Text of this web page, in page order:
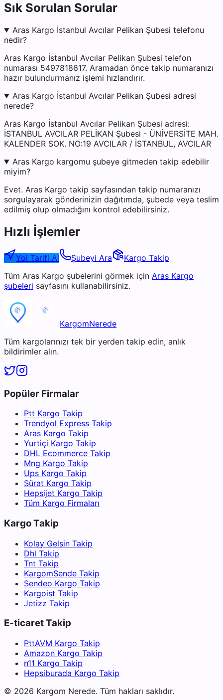
Sık Sorulan Sorular
Aras Kargo İstanbul Avcılar Pelikan Şubesi telefonu
nedir?
Aras Kargo İstanbul Avcılar Pelikan Şubesi telefon
numarası 5497818617. Aramadan önce takip numaranızı
hazır bulundurmanız işlemi hızlandırır.
Aras Kargo İstanbul Avcılar Pelikan Şubesi adresi
nerede?
Aras Kargo İstanbul Avcılar Pelikan Şubesi adresi:
İSTANBUL AVCILAR PELİKAN Şubesi - ÜNİVERSİTE MAH.
KALENDER SOK. NO:19 AVCILAR / İSTANBUL, AVCILAR
Aras Kargo kargomu şubeye gitmeden takip edebilir
miyim?
Evet. Aras Kargo takip sayfasından takip numaranızı
sorgulayarak gönderinizin dağıtımda, şubede veya teslim
edilmiş olup olmadığını kontrol edebilirsiniz.
Hızlı İşlemler
Yol Tarifi Al Şubeyi Ara
Kargo Takip
Tüm Aras Kargo şubelerini görmek için Aras Kargo
şubeleri sayfasını kullanabilirsiniz.
KargomNerede
Tüm kargolarınızı tek bir yerden takip edin, anlık
bildirimler alın.
Popüler Firmalar
Ptt Kargo Takip
Trendyol Express Takip
Aras Kargo Takip
Yurtiçi Kargo Takip
DHL Ecommerce Takip
Mng Kargo Takip
Ups Kargo Takip
Sürat Kargo Takip
Hepsijet Kargo Takip
Tüm Kargo Firmaları
Kargo Takip
Kolay Gelsin Takip
Dhl Takip
Tnt Takip
KargomSende Takip
Sendeo Kargo Takip
Kargoist Takip
Jetizz Takip
E-ticaret Takip
PttAVM Kargo Takip
Amazon Kargo Takip
n11 Kargo Takip
Hepsiburada Kargo Takip
© 2026 Kargom Nerede. Tüm hakları saklıdır.